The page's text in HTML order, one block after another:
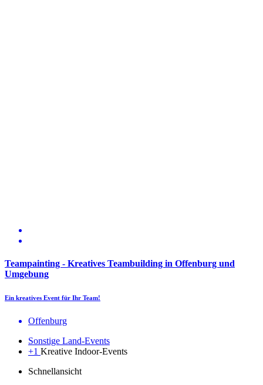
Teampainting - Kreatives Teambuilding in Offenburg und
Umgebung
Ein kreatives Event für Ihr Team!
Offenburg
Sonstige Land-Events
+1 Kreative Indoor-Events
Schnellansicht